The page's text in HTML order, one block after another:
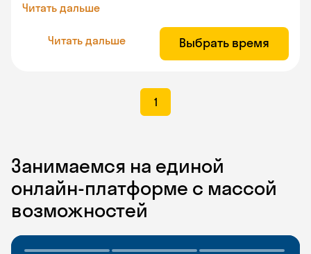
Читать дальше
Читать дальше Выбрать время
1
Занимаемся на единой
онлайн-платформе с массой
возможностей